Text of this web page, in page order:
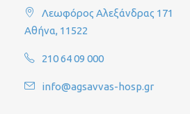
Λεωφόρος Αλεξάνδρας 171
Αθήνα, 11522
210 64 09 000
info@agsavvas-hosp.gr